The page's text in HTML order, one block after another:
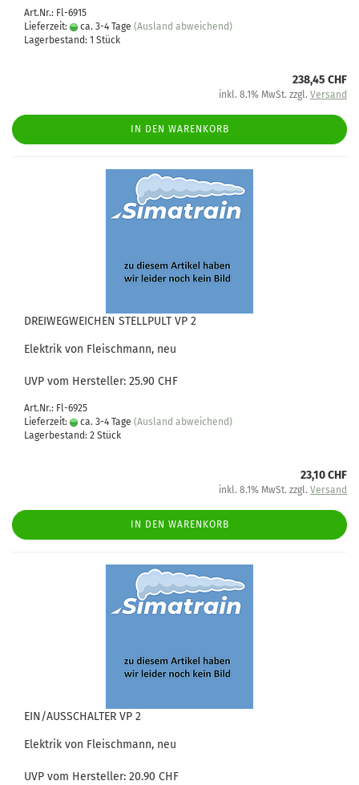
Art.Nr.: Fl-6915
Lieferzeit:
ca. 3-4 Tage (Ausland abweichend)
Lagerbestand: 1 Stück
238,45 CHF
inkl. 8.1% MwSt. zzgl. Versand
IN DEN WARENKORB
DREIWEGWEICHEN STELLPULT VP 2
Elektrik von Fleischmann, neu
UVP vom Hersteller: 25.90 CHF
Art.Nr.: Fl-6925
Lieferzeit:
ca. 3-4 Tage (Ausland abweichend)
Lagerbestand: 2 Stück
23,10 CHF
inkl. 8.1% MwSt. zzgl. Versand
IN DEN WARENKORB
EIN/AUSSCHALTER VP 2
Elektrik von Fleischmann, neu
UVP vom Hersteller: 20.90 CHF